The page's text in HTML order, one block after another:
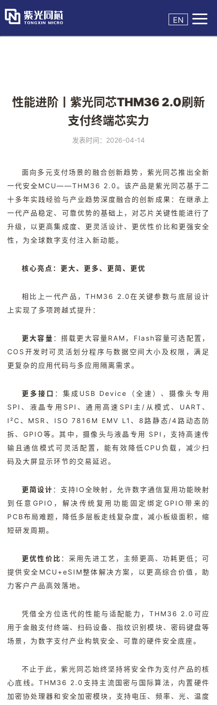
EN 
性能进阶丨紫光同芯THM36 2.0刷新
支付终端芯实力
发表时间：2026-04-14
面向多元支付场景的融合创新趋势，紫光同芯推出全新
一代安全MCU——THM36 2.0。该产品是紫光同芯基于二
十多年实践经验与产业趋势深度融合的创新成果：在继承上
一代产品稳定、可靠优势的基础上，对芯片关键性能进行了
升级，以更高集成度、更灵活设计、更优性价比和更强安全
性，为全球数字支付注入新动能。
核心亮点：更大、更多、更简、更优
相比上一代产品，THM36 2.0在关键参数与底层设计
上实现了多项跨越式提升：
更大容量 ：搭载更大容量RAM ， Flash容量可选配置，
COS 开发时可灵活划分程序与数据空间大小及权限，满足
更复杂的应用代码与多应用隔离需求。
更多接口 ：集成 USB Device
（全速）、摄像头专用
SPI 、液晶专用 SPI 、通用高速 SPI 主 / 从模式、 UART 、
I²C 、 MSR 、 ISO 7816M EMV L1 、 8 路静态/4 路动态防
拆、 GPIO等。其中，摄像头与液晶专用 SPI ，支持高速传
输且通信模式可灵活配置，能有效降低 CPU 负载，减少扫
码及大屏显示环节的交易延迟。
更简设计 ：支持IO全映射，允许数字通信复用功能映射
到任意 GPIO ，解决传统复用功能固定绑定 GPIO 带来的
PCB布局难题，降低多层板走线复杂度，减小板级面积，缩
短研发周期。
更优性价比 ：采用先进工艺，主频更高、功耗更低；可
提供安全 MCU+eSIM整体解决方案，以更高综合价值，助
力客户产品高效落地。
凭借全方位迭代的性能与适配能力， THM36 2.0 可应
用于金融支付终端、扫码设备、指纹识别模块、密码键盘等
场景，为数字支付产业构筑安全、可靠的硬件安全底座。
不止于此，紫光同芯始终坚持将安全作为支付产品的核
心底线。THM36 2.0 支持主流国密与国际算法，内置硬件
加密协处理器和安全加密模块，支持电压、频率、光、温度